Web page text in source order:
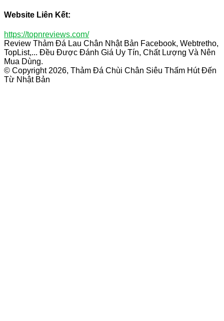
Website Liên Kết:
https://topnreviews.com/
Review Thảm Đá Lau Chân Nhật Bản Facebook, Webtretho,
TopList,... Đều Được Đánh Giá Uy Tín, Chất Lượng Và Nên
Mua Dùng.
© Copyright 2026, Thảm Đá Chùi Chân Siêu Thấm Hút Đến
Từ Nhật Bản